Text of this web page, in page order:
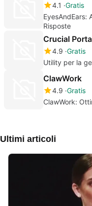
4.1 Gratis
EyesAndEars:
Risposte
Crucial
4.9 Gratis
Utility per la
ClawWork
4.9 Gratis
ClawWork:
Ultimi articoli